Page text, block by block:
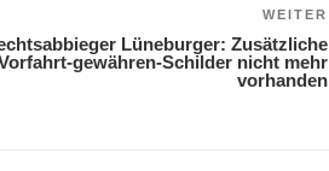
WEITER
Lüneburger: Zusätzliche
gewähren-Schilder nicht mehr
vorhanden